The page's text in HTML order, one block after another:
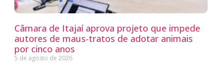
Câmara de Itajaí aprova projeto que impede
autores de maus-tratos de adotar animais
por cinco anos
5 de agosto de 2026